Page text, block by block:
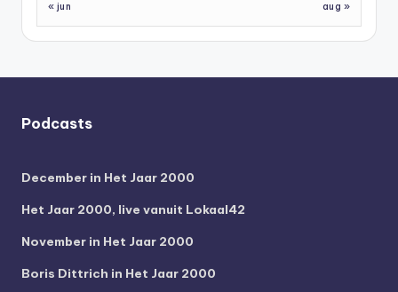
« jun aug »
Podcasts
December in Het Jaar 2000
Het Jaar 2000, live vanuit Lokaal42
November in Het Jaar 2000
Boris Dittrich in Het Jaar 2000